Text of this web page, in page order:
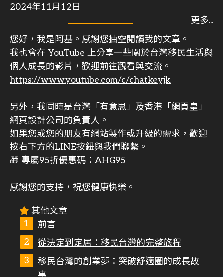
2024年11月12日
您好，我是阿基。感謝您抽空閱讀我的文章。
我也會在 YouTube 上分享一些關於台灣移民生活與
個人成長的影片，歡迎前往觀看與交流。
https://www.youtube.com/c/chatkeyjk
另外，我同時是台灣「有意思」及香港「網頁皇」
網頁設計公司的負責人。
如果您或您的朋友有網站製作或升級的需求，歡迎
按右下方的LINE按鈕與我們聯繫。
🎁 專屬95折優惠碼：AHG95
感謝您的支持，祝您健康快樂。
其他文章
前言
從決定到定居：移民台灣的完整旅程
移民台灣的創業夢：突破舒適圈的成長故